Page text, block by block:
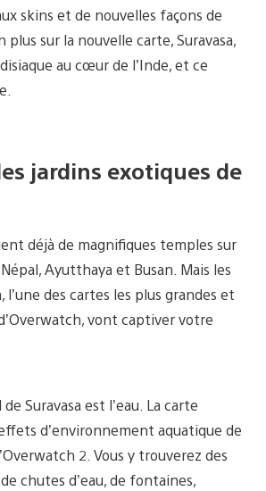
skins et de nouvelles façons de
sur la nouvelle carte, Suravasa,
au cœur de l’Inde, et ce
jardins exotiques de
déjà de magnifiques temples sur
Ayutthaya et Busan. Mais les
l’une des cartes les plus grandes et
vont captiver votre
Suravasa est l’eau. La carte
d’environnement aquatique de
2. Vous y trouverez des
chutes d’eau, de fontaines,